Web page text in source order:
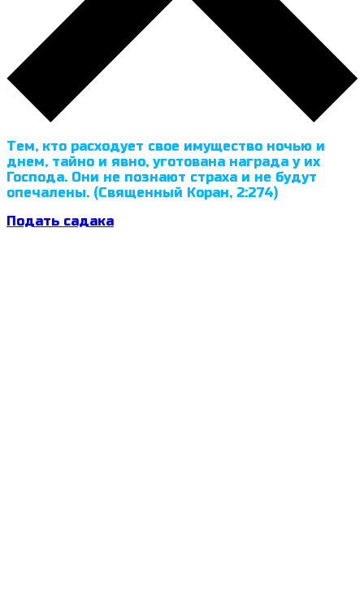
Тем, кто расходует свое имущество ночью и
днем, тайно и явно, уготована награда у их
Господа. Они не познают страха и не будут
опечалены. (Священный Коран, 2:274)
Подать садака